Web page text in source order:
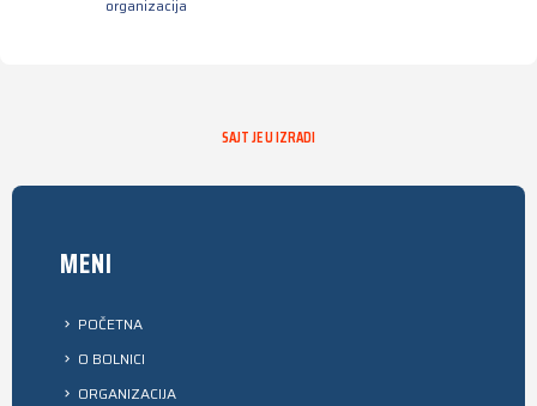
organizacija
SAJT JE U IZRADI
MENI
POČETNA
O BOLNICI
ORGANIZACIJA